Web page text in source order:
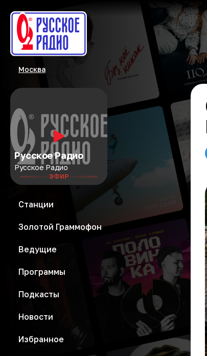
Москва
Русское Радио
Русское Радио
ЭФИР
Станции
Золотой Граммофон
Ведущие
Программы
Подкасты
Новости
Избранное